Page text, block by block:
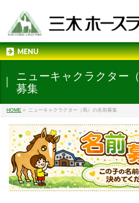
MENU
ニューキャクラクター
募集
HOME » ニューキャクラクター（馬）の名前募集